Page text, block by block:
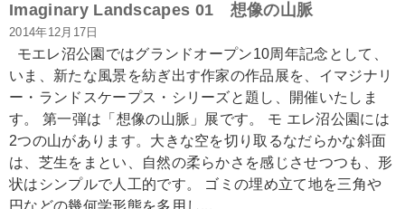
Imaginary Landscapes 01 想像の山脈
2014年12月17日
モエレ沼公園ではグランドオープン10周年記念として、
いま、新たな風景を紡ぎ出す作家の作品展を、イマジナリ
ー・ランドスケープス・シリーズと題し、開催いたしま
す。 第一弾は「想像の山脈」展です。 モ エレ沼公園には
2つの山があります。大きな空を切り取るなだらかな斜面
は、芝生をまとい、自然の柔らかさを感じさせつつも、形
状はシンプルで人工的です。 ゴミの埋め立て地を三角や
円などの幾何学形態を多用し...